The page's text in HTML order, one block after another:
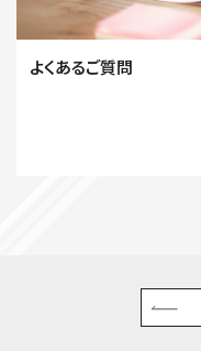
よくあるご質問